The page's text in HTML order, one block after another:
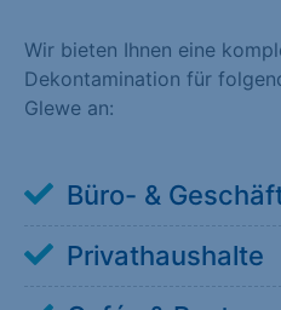
Wir bieten Ihnen eine
Dekontamination für
Glewe an:
Büro- &
Privathaushalte